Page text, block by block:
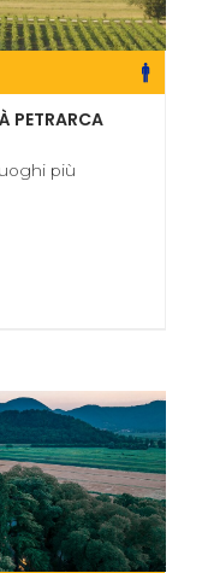
PETRARCA
più